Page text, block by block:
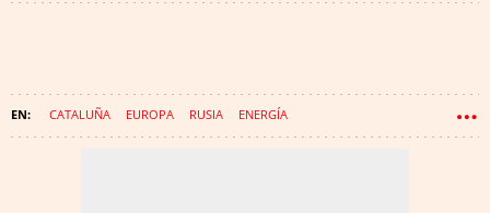
CATALUÑA EUROPA RUSIA ENERGÍA